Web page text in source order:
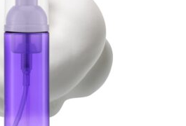
CITEȘTE MAI MULT